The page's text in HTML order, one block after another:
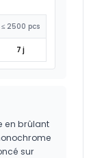
≤ 2500 pcs
7 j
en brûlant
sur